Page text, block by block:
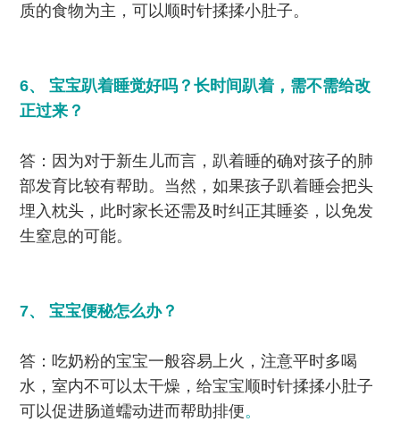
质的食物为主，可以顺时针揉揉小肚子。
6、 宝宝趴着睡觉好吗？长时间趴着，需不需给改
正过来？
答：因为对于新生儿而言，趴着睡的确对孩子的肺
部发育比较有帮助。当然，如果孩子趴着睡会把头
埋入枕头，此时家长还需及时纠正其睡姿，以免发
生窒息的可能。
7、 宝宝便秘怎么办？
答：吃奶粉的宝宝一般容易上火，注意平时多喝
水，室内不可以太干燥，给宝宝顺时针揉揉小肚子
可以促进肠道蠕动进而帮助排便。